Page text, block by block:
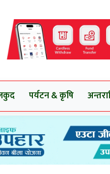
पर्यटन & कृषि